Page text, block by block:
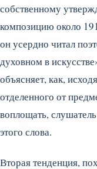
собственному
композицию около
он усердно читал
духовном в
объясняет, как,
отделенного от
воплощать,
этого слова.
Вторая тенденция,